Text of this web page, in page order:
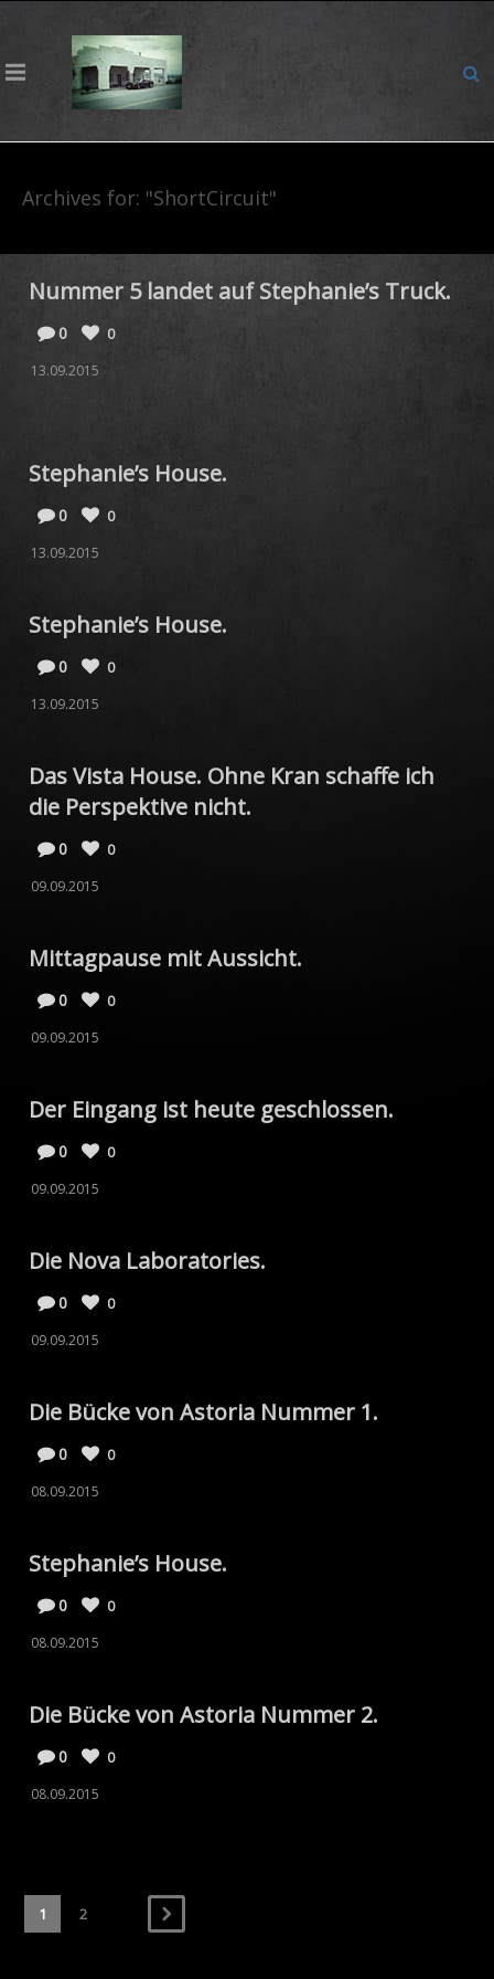
Archives for: "ShortCircuit"
Nummer 5 landet auf Stephanie’s Truck.
0
0
13.09.2015
Stephanie’s House.
0
0
13.09.2015
Stephanie’s House.
0
0
13.09.2015
Das Vista House. Ohne Kran schaffe ich
die Perspektive nicht.
0
0
09.09.2015
Mittagpause mit Aussicht.
0
0
09.09.2015
Der Eingang ist heute geschlossen.
0
0
09.09.2015
Die Nova Laboratories.
0
0
09.09.2015
Die Bücke von Astoria Nummer 1.
0
0
08.09.2015
Stephanie’s House.
0
0
08.09.2015
Die Bücke von Astoria Nummer 2.
0
0
08.09.2015
1 2